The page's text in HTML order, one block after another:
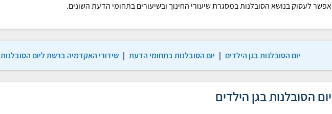
אפשר לעסוק בנושא הסובלנות במסגרת שיעורי החינוך ובשיעורים בתחומי הדעת השונים.
יום הסובלנות בגן הילדים | יום הסובלנות בתחומי הדעת | שידורי האקדמיה ברשת ליום הסובלנות
יום הסובלנות בגן הילדים